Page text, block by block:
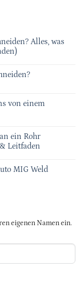
Alles, was
von einem
ein Rohr
Leitfaden
MIG Weld
eigenen Namen ein.